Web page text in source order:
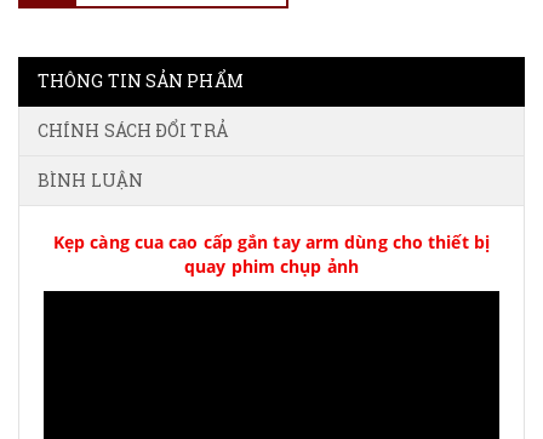
THÔNG TIN SẢN PHẨM
CHÍNH SÁCH ĐỔI TRẢ
BÌNH LUẬN
Kẹp càng cua cao cấp gắn tay arm dùng cho thiết bị
quay phim chụp ảnh